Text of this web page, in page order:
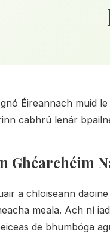
Éireannach muid
cabhrú lenár
Ghéarchéim
a chloiseann
meala. Ach ní
de bhumbóga